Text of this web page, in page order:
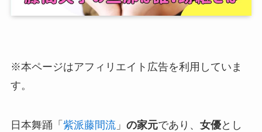
※本ページはアフィリエイト広告を利用していま
す。
日本舞踊「 紫派藤間流」 の家元であり、 女優とし